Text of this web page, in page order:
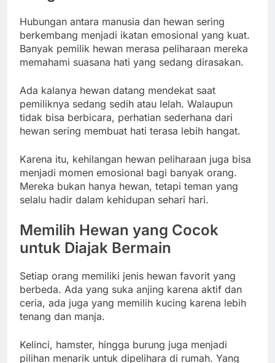
Hubungan antara manusia dan hewan sering
berkembang menjadi ikatan emosional yang kuat.
Banyak pemilik hewan merasa peliharaan mereka
memahami suasana hati yang sedang dirasakan.
Ada kalanya hewan datang mendekat saat
pemiliknya sedang sedih atau lelah. Walaupun
tidak bisa berbicara, perhatian sederhana dari
hewan sering membuat hati terasa lebih hangat.
Karena itu, kehilangan hewan peliharaan juga bisa
menjadi momen emosional bagi banyak orang.
Mereka bukan hanya hewan, tetapi teman yang
selalu hadir dalam kehidupan sehari hari.
Memilih Hewan yang Cocok
untuk Diajak Bermain
Setiap orang memiliki jenis hewan favorit yang
berbeda. Ada yang suka anjing karena aktif dan
ceria, ada juga yang memilih kucing karena lebih
tenang dan manja.
Kelinci, hamster, hingga burung juga menjadi
pilihan menarik untuk dipelihara di rumah. Yang